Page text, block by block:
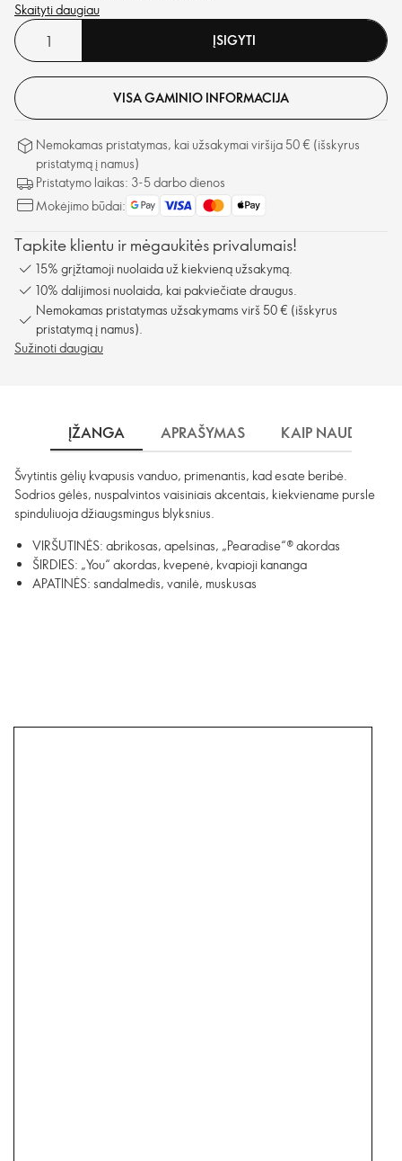
Skaityti daugiau
ĮSIGYTI
VISA GAMINIO INFORMACIJA
Nemokamas pristatymas, kai užsakymai viršija 50 € (išskyrus
pristatymą į namus)
Pristatymo laikas: 3-5 darbo dienos
Mokėjimo būdai:
Tapkite klientu ir mėgaukitės privalumais!
15% grįžtamoji nuolaida už kiekvieną užsakymą.
10% dalijimosi nuolaida, kai pakviečiate draugus.
Nemokamas pristatymas užsakymams virš 50 € (išskyrus
pristatymą į namus).
Sužinoti daugiau
ĮŽANGA APRAŠYMAS KAIP NAUDOTI?
Švytintis gėlių kvapusis vanduo, primenantis, kad esate beribė.
Sodrios gėlės, nuspalvintos vaisiniais akcentais, kiekviename pursle
spinduliuoja džiaugsmingus blyksnius.
VIRŠUTINĖS: abrikosas, apelsinas, „Pearadise“® akordas
ŠIRDIES: „You“ akordas, kvepenė, kvapioji kananga
APATINĖS: sandalmedis, vanilė, muskusas